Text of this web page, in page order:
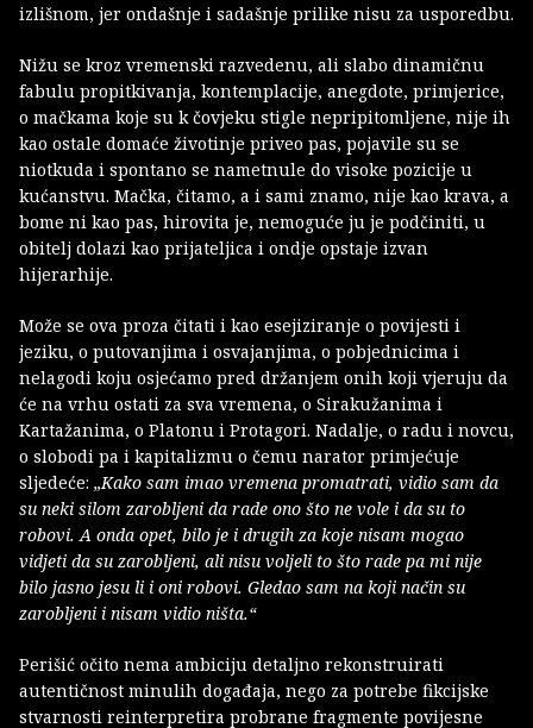
izlišnom, jer ondašnje i sadašnje prilike nisu za usporedbu.
Nižu se kroz vremenski razvedenu, ali slabo dinamičnu
fabulu propitkivanja, kontemplacije, anegdote, primjerice,
o mačkama koje su k čovjeku stigle nepripitomljene, nije ih
kao ostale domaće životinje priveo pas, pojavile su se
niotkuda i spontano se nametnule do visoke pozicije u
kućanstvu. Mačka, čitamo, a i sami znamo, nije kao krava, a
bome ni kao pas, hirovita je, nemoguće ju je podčiniti, u
obitelj dolazi kao prijateljica i ondje opstaje izvan
hijerarhije.
Može se ova proza čitati i kao esejiziranje o povijesti i
jeziku, o putovanjima i osvajanjima, o pobjednicima i
nelagodi koju osjećamo pred držanjem onih koji vjeruju da
će na vrhu ostati za sva vremena, o Sirakužanima i
Kartažanima, o Platonu i Protagori. Nadalje, o radu i novcu,
o slobodi pa i kapitalizmu o čemu narator primjećuje
sljedeće: „Kako sam imao vremena promatrati, vidio sam da
su neki silom zarobljeni da rade ono što ne vole i da su to
robovi. A onda opet, bilo je i drugih za koje nisam mogao
vidjeti da su zarobljeni, ali nisu voljeli to što rade pa mi nije
bilo jasno jesu li i oni robovi. Gledao sam na koji način su
zarobljeni i nisam vidio ništa.“
Perišić očito nema ambiciju detaljno rekonstruirati
autentičnost minulih događaja, nego za potrebe fikcijske
stvarnosti reinterpretira probrane fragmente povijesne